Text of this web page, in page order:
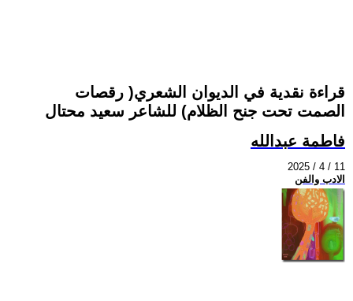
قراءة نقدية في الديوان الشعري( رقصات
الصمت تحت جنح الظلام) للشاعر سعيد محتال
فاطمة عبدالله
2025 / 4 / 11
الادب والفن